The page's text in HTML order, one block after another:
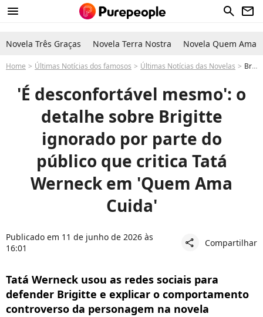
menu search newsletter
Novela Três Graças Novela Terra Nostra Novela Quem Ama
Home Últimas Notícias dos famosos Últimas Notícias das Novelas Brigitte em Quem Ama Cuida quem matou Arthur Tatá Werneck defende personagem e explica humor e drama: 'Desconfortável'
'É desconfortável mesmo': o
detalhe sobre Brigitte
ignorado por parte do
público que critica Tatá
Werneck em 'Quem Ama
Cuida'
Publicado em 11 de junho de 2026 às
16:01
share Compartilhar
Tatá Werneck usou as redes sociais para
defender Brigitte e explicar o comportamento
controverso da personagem na novela